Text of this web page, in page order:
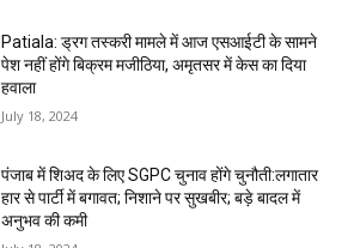
Patiala: ड्रग तस्करी मामले में आज एसआईटी के सामने
पेश नहीं होंगे बिक्रम मजीठिया, अमृतसर में केस का दिया
हवाला
July 18, 2024
पंजाब में शिअद के लिए SGPC चुनाव होंगे चुनौती:लगातार
हार से पार्टी में बगावत; निशाने पर सुखबीर; बड़े बादल में
अनुभव की कमी